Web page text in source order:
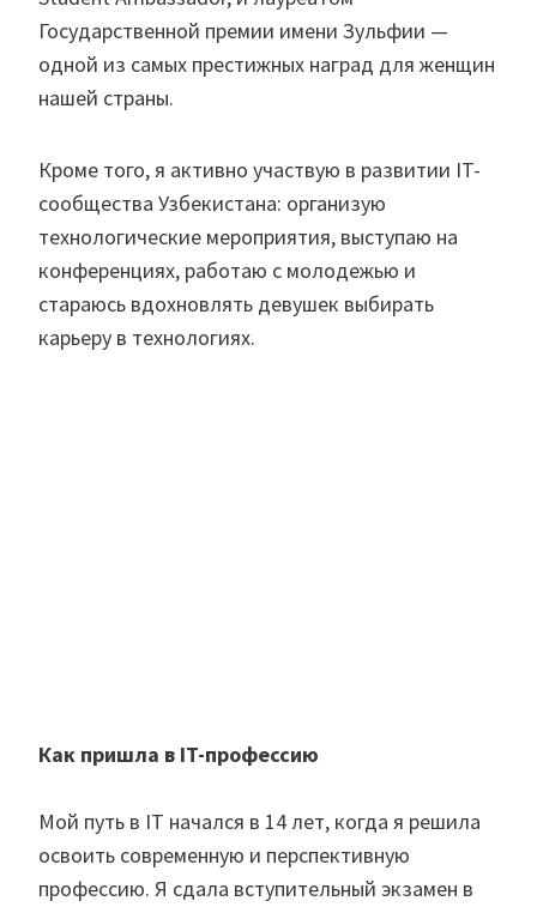
Государственной премии имени Зульфии —
одной из самых престижных наград для женщин
нашей страны.
Кроме того, я активно участвую в развитии IT-
сообщества Узбекистана: организую
технологические мероприятия, выступаю на
конференциях, работаю с молодежью и
стараюсь вдохновлять девушек выбирать
карьеру в технологиях.
Как пришла в IT-профессию
Мой путь в IT начался в 14 лет, когда я решила
освоить современную и перспективную
профессию. Я сдала вступительный экзамен в